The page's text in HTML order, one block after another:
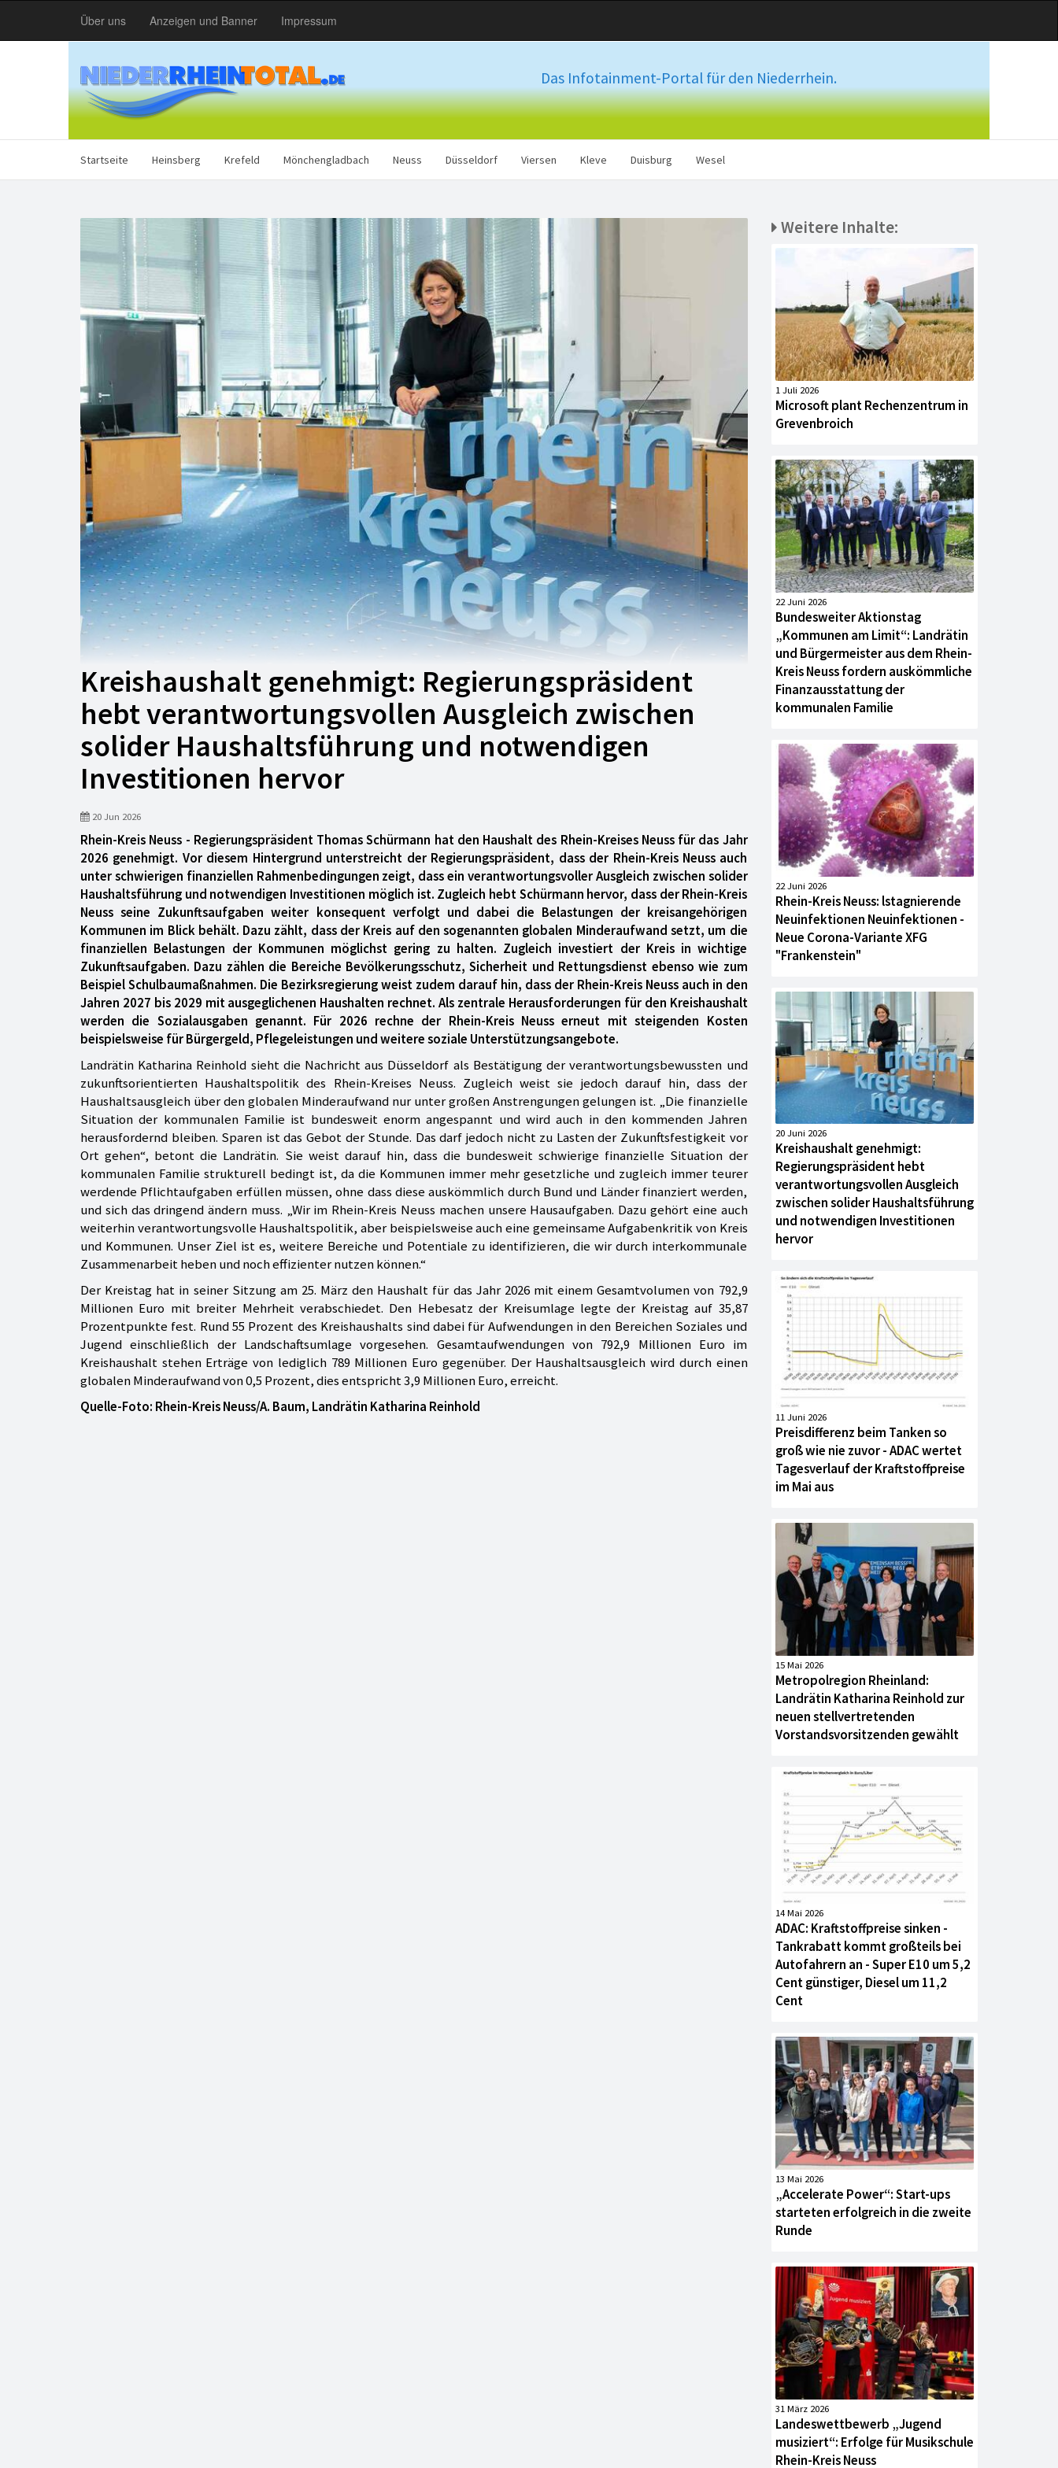
Über uns Anzeigen und Banner Impressum
Das Infotainment-Portal für den Niederrhein.
Startseite Heinsberg Krefeld Mönchengladbach Neuss Düsseldorf Viersen Kleve Duisburg Wesel
Kreishaushalt genehmigt: Regierungspräsident
hebt verantwortungsvollen Ausgleich zwischen
solider Haushaltsführung und notwendigen
Investitionen hervor
20 Jun 2026
Rhein-Kreis Neuss - Regierungspräsident Thomas Schürmann hat den Haushalt des Rhein-Kreises Neuss für das Jahr
2026 genehmigt. Vor diesem Hintergrund unterstreicht der Regierungspräsident, dass der Rhein-Kreis Neuss auch
unter schwierigen finanziellen Rahmenbedingungen zeigt, dass ein verantwortungsvoller Ausgleich zwischen solider
Haushaltsführung und notwendigen Investitionen möglich ist. Zugleich hebt Schürmann hervor, dass der Rhein-Kreis
Neuss seine Zukunftsaufgaben weiter konsequent verfolgt und dabei die Belastungen der kreisangehörigen
Kommunen im Blick behält. Dazu zählt, dass der Kreis auf den sogenannten globalen Minderaufwand setzt, um die
finanziellen Belastungen der Kommunen möglichst gering zu halten. Zugleich investiert der Kreis in wichtige
Zukunftsaufgaben. Dazu zählen die Bereiche Bevölkerungsschutz, Sicherheit und Rettungsdienst ebenso wie zum
Beispiel Schulbaumaßnahmen. Die Bezirksregierung weist zudem darauf hin, dass der Rhein-Kreis Neuss auch in den
Jahren 2027 bis 2029 mit ausgeglichenen Haushalten rechnet. Als zentrale Herausforderungen für den Kreishaushalt
werden die Sozialausgaben genannt. Für 2026 rechne der Rhein-Kreis Neuss erneut mit steigenden Kosten
beispielsweise für Bürgergeld, Pflegeleistungen und weitere soziale Unterstützungsangebote.
Landrätin Katharina Reinhold sieht die Nachricht aus Düsseldorf als Bestätigung der verantwortungsbewussten und
zukunftsorientierten Haushaltspolitik des Rhein-Kreises Neuss. Zugleich weist sie jedoch darauf hin, dass der
Haushaltsausgleich über den globalen Minderaufwand nur unter großen Anstrengungen gelungen ist. „Die finanzielle
Situation der kommunalen Familie ist bundesweit enorm angespannt und wird auch in den kommenden Jahren
herausfordernd bleiben. Sparen ist das Gebot der Stunde. Das darf jedoch nicht zu Lasten der Zukunftsfestigkeit vor
Ort gehen“, betont die Landrätin. Sie weist darauf hin, dass die bundesweit schwierige finanzielle Situation der
kommunalen Familie strukturell bedingt ist, da die Kommunen immer mehr gesetzliche und zugleich immer teurer
werdende Pflichtaufgaben erfüllen müssen, ohne dass diese auskömmlich durch Bund und Länder finanziert werden,
und sich das dringend ändern muss. „Wir im Rhein-Kreis Neuss machen unsere Hausaufgaben. Dazu gehört eine auch
weiterhin verantwortungsvolle Haushaltspolitik, aber beispielsweise auch eine gemeinsame Aufgabenkritik von Kreis
und Kommunen. Unser Ziel ist es, weitere Bereiche und Potentiale zu identifizieren, die wir durch interkommunale
Zusammenarbeit heben und noch effizienter nutzen können.“
Der Kreistag hat in seiner Sitzung am 25. März den Haushalt für das Jahr 2026 mit einem Gesamtvolumen von 792,9
Millionen Euro mit breiter Mehrheit verabschiedet. Den Hebesatz der Kreisumlage legte der Kreistag auf 35,87
Prozentpunkte fest. Rund 55 Prozent des Kreishaushalts sind dabei für Aufwendungen in den Bereichen Soziales und
Jugend einschließlich der Landschaftsumlage vorgesehen. Gesamtaufwendungen von 792,9 Millionen Euro im
Kreishaushalt stehen Erträge von lediglich 789 Millionen Euro gegenüber. Der Haushaltsausgleich wird durch einen
globalen Minderaufwand von 0,5 Prozent, dies entspricht 3,9 Millionen Euro, erreicht.
Quelle-Foto: Rhein-Kreis Neuss/A. Baum, Landrätin Katharina Reinhold
Weitere Inhalte:
1 Juli 2026
Microsoft plant Rechenzentrum in
Grevenbroich
22 Juni 2026
Bundesweiter Aktionstag
„Kommunen am Limit“: Landrätin
und Bürgermeister aus dem Rhein-
Kreis Neuss fordern auskömmliche
Finanzausstattung der
kommunalen Familie
22 Juni 2026
Rhein-Kreis Neuss: lstagnierende
Neuinfektionen Neuinfektionen -
Neue Corona-Variante XFG
"Frankenstein"
20 Juni 2026
Kreishaushalt genehmigt:
Regierungspräsident hebt
verantwortungsvollen Ausgleich
zwischen solider Haushaltsführung
und notwendigen Investitionen
hervor
11 Juni 2026
Preisdifferenz beim Tanken so
groß wie nie zuvor - ADAC wertet
Tagesverlauf der Kraftstoffpreise
im Mai aus
15 Mai 2026
Metropolregion Rheinland:
Landrätin Katharina Reinhold zur
neuen stellvertretenden
Vorstandsvorsitzenden gewählt
14 Mai 2026
ADAC: Kraftstoffpreise sinken -
Tankrabatt kommt großteils bei
Autofahrern an - Super E10 um 5,2
Cent günstiger, Diesel um 11,2
Cent
13 Mai 2026
„Accelerate Power“: Start-ups
starteten erfolgreich in die zweite
Runde
31 März 2026
Landeswettbewerb „Jugend
musiziert“: Erfolge für Musikschule
Rhein-Kreis Neuss